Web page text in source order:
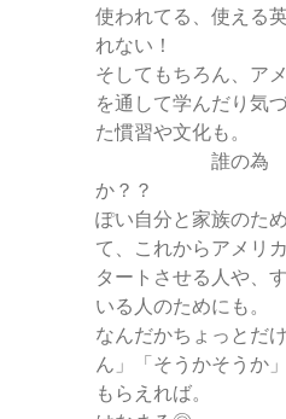
使われてる、使える
れな
そしてもちろん、ア
を通して学んだり気
た慣習や文化も。
誰の為
か？？
ぽい自分と家族のた
て、これからアメリ
タートさせる人や、
いる人のため
なんだかちょっとだ
ん」「そうかそうか
もらえれ